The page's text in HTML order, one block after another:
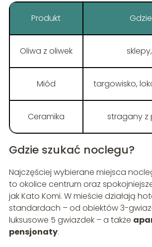
Produkt
Oliwa z oliwek
Miód targowisko,
Ceramika stragany z
Gdzie szukać noclegu?
Najczęściej wybierane miejsca
to okolice centrum oraz
jak Kato Komi. W mieście działają
standardach – od obiektów 3-
luksusowe 5 gwiazdek – a także
pensjonaty.